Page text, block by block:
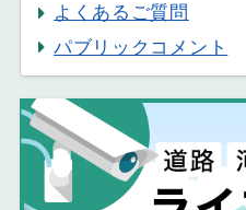
よくあるご質問
パブリックコメント